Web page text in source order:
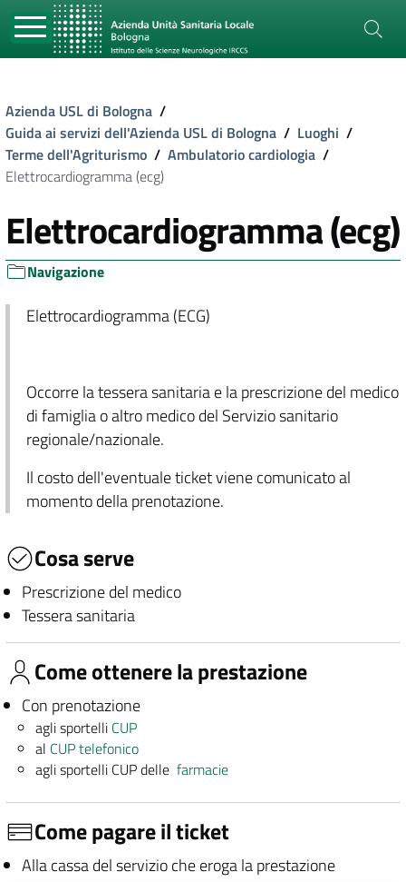
Azienda USL di Bologna /
Guida ai servizi dell'Azienda USL di Bologna / Luoghi /
Terme dell'Agriturismo / Ambulatorio cardiologia /
Elettrocardiogramma (ecg)
Elettrocardiogramma (ecg)
Navigazione
Elettrocardiogramma (ECG)
Occorre la tessera sanitaria e la prescrizione del medico
di famiglia o altro medico del Servizio sanitario
regionale/nazionale.
Il costo dell'eventuale ticket viene comunicato al
momento della prenotazione.
Cosa serve
Prescrizione del medico
Tessera sanitaria
Come ottenere la prestazione
Con prenotazione
agli sportelli CUP
al CUP telefonico
agli sportelli CUP dellefarmacie
Come pagare il ticket
Alla cassa del servizio che eroga la prestazione